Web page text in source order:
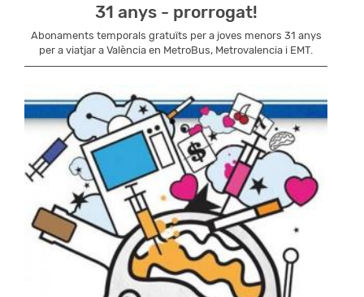
31 anys - prorrogat!
Abonaments temporals gratuïts per a joves menors 31 anys
per a viatjar a València en MetroBus, Metrovalencia i EMT.